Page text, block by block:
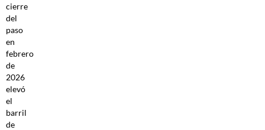
cierre
del
paso
en
febrero
de
2026
elevó
el
barril
de